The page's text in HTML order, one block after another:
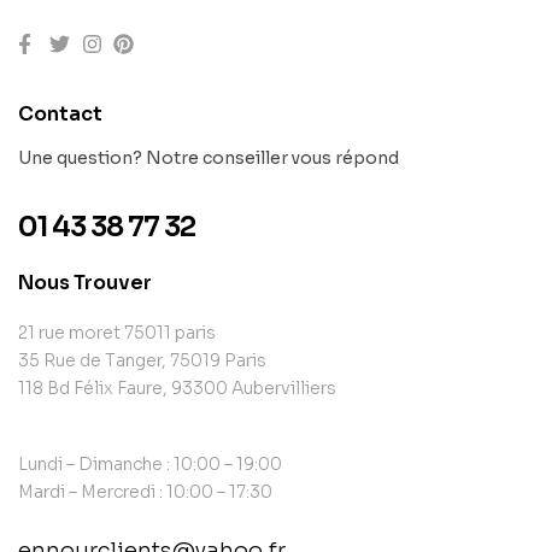
Contact
Une question? Notre conseiller vous répond
01 43 38 77 32
Nous Trouver
21 rue moret 75011 paris
35 Rue de Tanger, 75019 Paris
118 Bd Félix Faure, 93300 Aubervilliers
Lundi – Dimanche : 10:00 – 19:00
Mardi – Mercredi : 10:00 – 17:30